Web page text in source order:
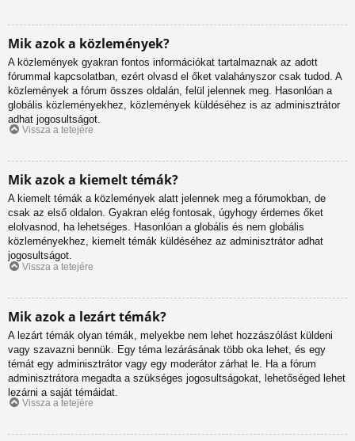
Mik azok a közlemények?
A közlemények gyakran fontos információkat tartalmaznak az adott
fórummal kapcsolatban, ezért olvasd el őket valahányszor csak tudod. A
közlemények a fórum összes oldalán, felül jelennek meg. Hasonlóan a
globális közleményekhez, közlemények küldéséhez is az adminisztrátor
adhat jogosultságot.
Vissza a tetejére
Mik azok a kiemelt témák?
A kiemelt témák a közlemények alatt jelennek meg a fórumokban, de
csak az első oldalon. Gyakran elég fontosak, úgyhogy érdemes őket
elolvasnod, ha lehetséges. Hasonlóan a globális és nem globális
közleményekhez, kiemelt témák küldéséhez az adminisztrátor adhat
jogosultságot.
Vissza a tetejére
Mik azok a lezárt témák?
A lezárt témák olyan témák, melyekbe nem lehet hozzászólást küldeni
vagy szavazni bennük. Egy téma lezárásának több oka lehet, és egy
témát egy adminisztrátor vagy egy moderátor zárhat le. Ha a fórum
adminisztrátora megadta a szükséges jogosultságokat, lehetőséged lehet
lezárni a saját témáidat.
Vissza a tetejére